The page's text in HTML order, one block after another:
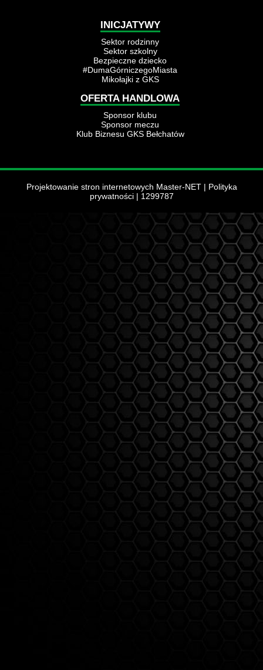
INICJATYWY
Sektor rodzinny
Sektor szkolny
Bezpieczne dziecko
#DumaGórniczegoMiasta
Mikołajki z GKS
OFERTA HANDLOWA
Sponsor klubu
Sponsor meczu
Klub Biznesu GKS Bełchatów
Projektowanie stron internetowych Master-NET| Polityka
prywatności| 1299787